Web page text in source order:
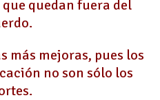
quedan fuera del
más mejoras, pues los
no son sólo los